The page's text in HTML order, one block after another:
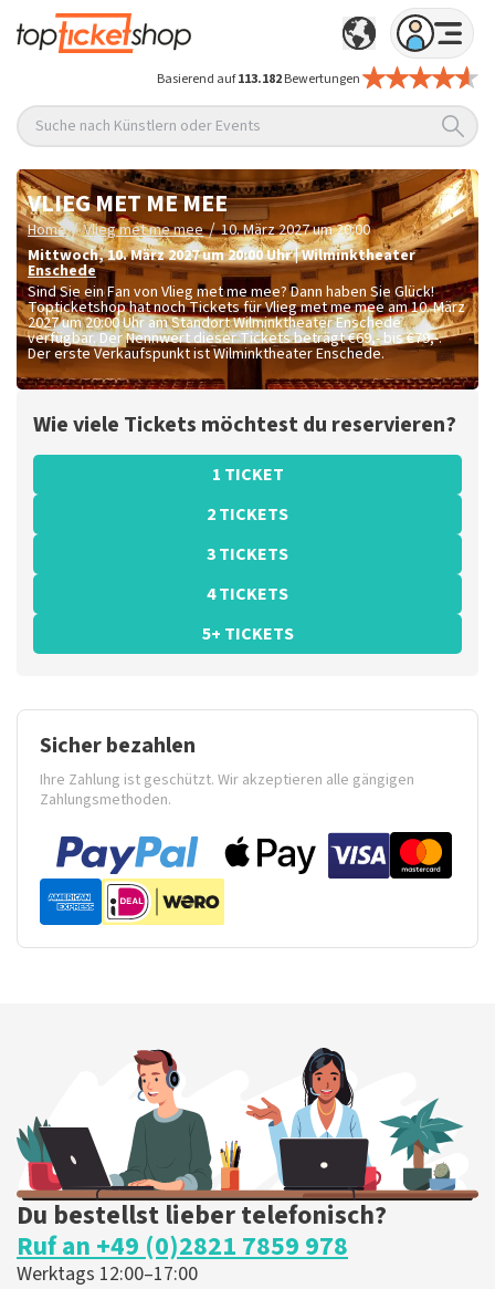
Basierend auf113.182Bewertungen
Suche nach Künstlern oder Events
VLIEG MET ME MEE
Home / Vlieg met me mee / 10. März 2027 um 20:00
Mittwoch,10. März 2027 um 20:00Uhr|Wilminktheater
Enschede
Sind Sie ein Fan von Vlieg met me mee? Dann haben Sie Glück!
Topticketshop hat noch Tickets für Vlieg met me mee am 10. März
2027 um 20:00 Uhr am Standort Wilminktheater Enschede
verfügbar. Der Nennwert dieser Tickets beträgt€69,- bis €79,-.
Der erste Verkaufspunkt ist Wilminktheater Enschede.
Wie viele Tickets möchtest du reservieren?
1 TICKET
2 TICKETS
3 TICKETS
4 TICKETS
5+ TICKETS
Sicher bezahlen
Ihre Zahlung ist geschützt. Wir akzeptieren alle gängigen
Zahlungsmethoden.
Du bestellst lieber telefonisch?
Ruf an +49 (0)2821 7859 978
Werktags 12:00–17:00